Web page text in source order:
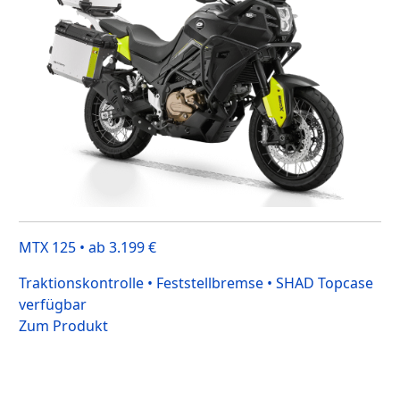
MTX 125 • ab 3.199 €
Traktionskontrolle • Feststellbremse • SHAD Topcase
verfügbar
Zum Produkt